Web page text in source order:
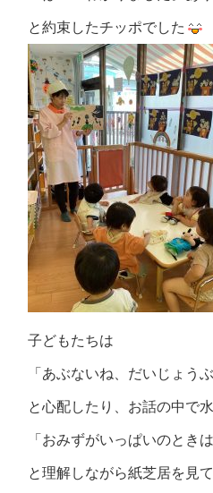
と約束したチッポでした
子どもたちは
「あぶないね、だいじょう
と心配したり、お話の中で
「おみずがいっぱいのとき
と理解しながら紙芝居を見